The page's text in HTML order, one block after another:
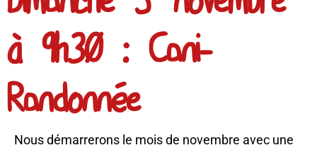
à 9h30 : Cani-
Randonnée
Nous démarrerons le mois de novembre avec une